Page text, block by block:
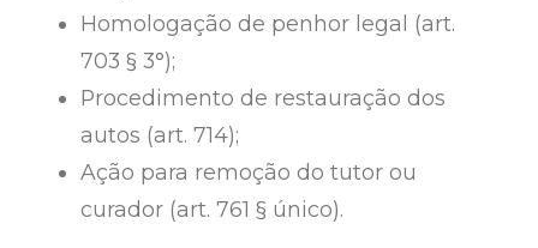
Homologação de penhor legal (art.
703 § 3°);
Procedimento de restauração dos
autos (art. 714);
Ação para remoção do tutor ou
curador (art. 761 § único).